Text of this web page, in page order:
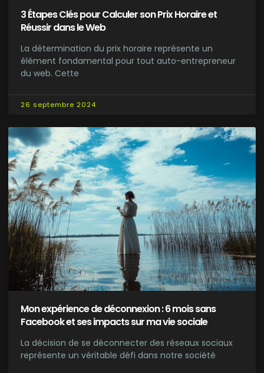
3 Étapes Clés pour Calculer son Prix Horaire et
Réussir dans le Web
La détermination du prix horaire représente un
élément fondamental pour tout auto-entrepreneur
du web. Cette
26 septembre 2024
Mon expérience de déconnexion : 6 mois sans
Facebook et ses impacts sur ma vie sociale
La décision de se déconnecter des réseaux sociaux
représente un véritable défi dans notre société